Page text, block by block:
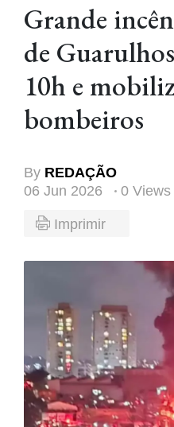
Grande
de
10h e
bombeiros
By REDAÇÃO
06 Jun 2026
0 Views
Imprimir